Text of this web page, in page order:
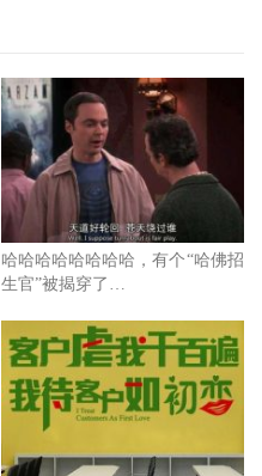
哈哈哈哈哈哈哈哈，有个“哈佛招
生官”被揭穿了…